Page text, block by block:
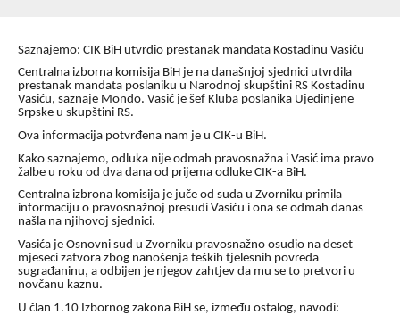
Saznajemo: CIK BiH utvrdio prestanak mandata Kostadinu Vasiću
Centralna izborna komisija BiH je na današnjoj sjednici utvrdila
prestanak mandata poslaniku u Narodnoj skupštini RS Kostadinu
Vasiću, saznaje Mondo. Vasić je šef Kluba poslanika Ujedinjene
Srpske u skupštini RS.
Ova informacija potvrđena nam je u CIK-u BiH.
Kako saznajemo, odluka nije odmah pravosnažna i Vasić ima pravo
žalbe u roku od dva dana od prijema odluke CIK-a BiH.
Centralna izbrona komisija je juče od suda u Zvorniku primila
informaciju o pravosnažnoj presudi Vasiću i ona se odmah danas
našla na njihovoj sjednici.
Vasića je Osnovni sud u Zvorniku pravosnažno osudio na deset
mjeseci zatvora zbog nanošenja teških tjelesnih povreda
sugrađaninu, a odbijen je njegov zahtjev da mu se to pretvori u
novčanu kaznu.
U član 1.10 Izbornog zakona BiH se, između ostalog, navodi: